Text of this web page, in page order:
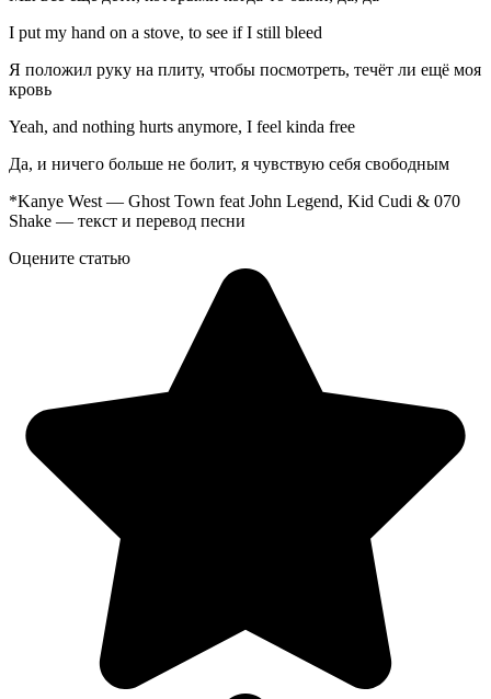
I put my hand on a stove, to see if I still bleed
Я положил руку на плиту, чтобы посмотреть, течёт ли ещё моя
кровь
Yeah, and nothing hurts anymore, I feel kinda free
Да, и ничего больше не болит, я чувствую себя свободным
*Kanye West — Ghost Town feat John Legend, Kid Cudi & 070
Shake — текст и перевод песни
Оцените статью